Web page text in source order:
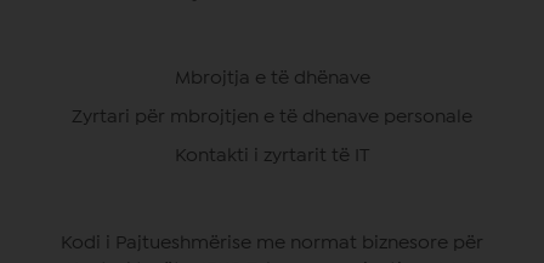
Mbrojtja e të dhënave
Zyrtari për mbrojtjen e të dhenave personale
Kontakti i zyrtarit të IT
Kodi i Pajtueshmërise me normat biznesore për